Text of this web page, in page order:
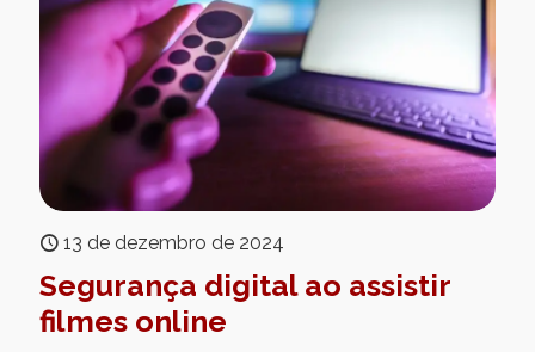
13 de dezembro de 2024
Segurança digital ao assistir
filmes online